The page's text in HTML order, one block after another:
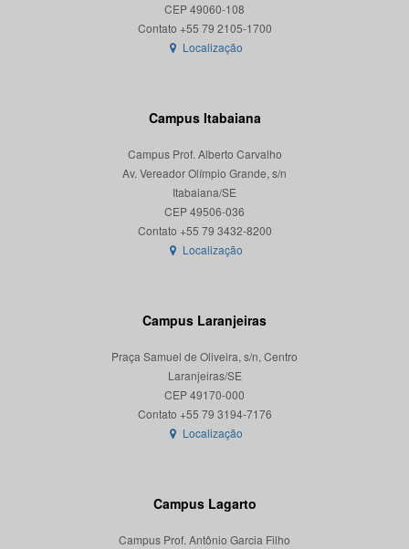
CEP 49060-108
Localização
Campus Itabaiana
Campus Prof. Alberto Carvalho
Av. Vereador Olímpio Grande, s/n
Itabaiana/SE
CEP 49506-036
Localização
Campus Laranjeiras
Praça Samuel de Oliveira, s/n, Centro
Laranjeiras/SE
CEP 49170-000
Localização
Campus Lagarto
Campus Prof. Antônio Garcia Filho